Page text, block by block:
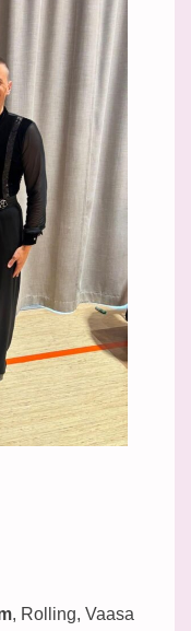
, Rolling, Vaasa